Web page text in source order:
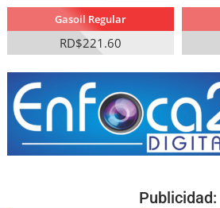
Gasoil Regular
RD$221.60
Publicidad: